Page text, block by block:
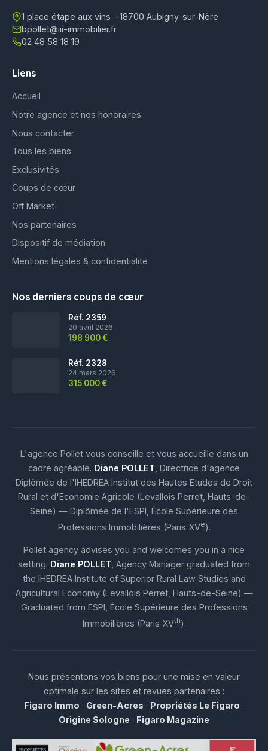
1 place étape aux vins - 18700 Aubigny-sur-Nère
bpollet@iii-immobilier.fr
02 48 58 18 19
Liens
Accueil
Notre agence et nos honoraires
Nous contacter
Tous les biens
Exclusivités
Coups de cœur
Off Market
Nos partenaires
Dispositif de médiation
Mentions légales & confidentialité
Nos derniers coups de cœur
Réf. 2359
20 avril 2026
198 900 €
Réf. 2328
24 mars 2026
315 000 €
L'agence Pollet vous conseille et vous accueille dans un
cadre agréable. Diane POLLET , Directrice d'agence
Diplômée de l'IHEDREA Institut des Hautes Etudes de Droit
Rural et d'Economie Agricole (Levallois Perret, Hauts-de-
Seine) — Diplômée de l'ESPI, École Supérieure des
Professions Immobilières (Paris XVe).
Pollet agency advises you and welcomes you in a nice
setting. Diane POLLET , Agency Manager graduated from
the IHEDREA Institute of Superior Rural Law Studies and
Agricultural Economy (Levallois Perret, Hauts-de-Seine) —
Graduated from ESPI, École Supérieure des Professions
Immobilières (Paris XVth).
Nous présentons vos biens pour une mise en valeur
optimale sur les sites et revues partenaires :
Figaro Immo · Green-Acres · Propriétés Le Figaro ·
Origine Sologne · Figaro Magazine